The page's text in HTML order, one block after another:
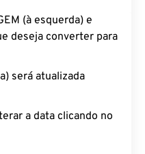
(à esquerda) e
deseja converter para
será atualizada
a data clicando no